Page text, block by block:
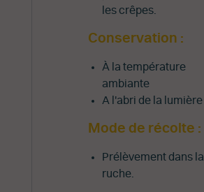
les crêpes.
Conservation :
À la température
ambiante
A l'abri de la lumière
Mode de récolte :
Prélèvement dans la
ruche.